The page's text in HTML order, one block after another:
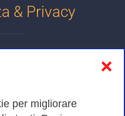
per migliorare
❌
& Privacy
trasparente